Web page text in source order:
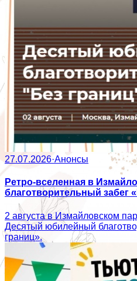
27.07.2026·Анонсы
Ретро-вселенная в
благотворительный забег
2 августа в Измайловском
Десятый юбилейный
границ».